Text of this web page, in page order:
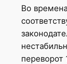
Во
переворот